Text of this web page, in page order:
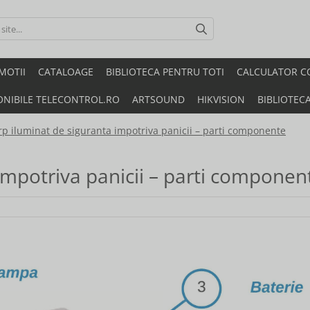
CATALOAGE BIBLIOTECA PENTRU TOTI CALCULATOR
TELECONTROL.RO ARTSOUND HIKVISION
iluminat de siguranta impotriva panicii – parti componente
panicii – parti